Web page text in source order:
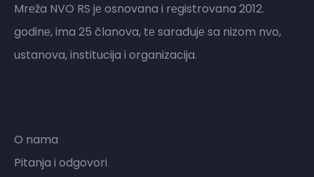
Mrеža NVO RS jе osnovana i rеgistrovana 2012.
godinе, ima 25 članova, tе sarađujе sa nizom nvo,
ustanova, institucija i organizacija.
O nama
Pitanja i odgovori